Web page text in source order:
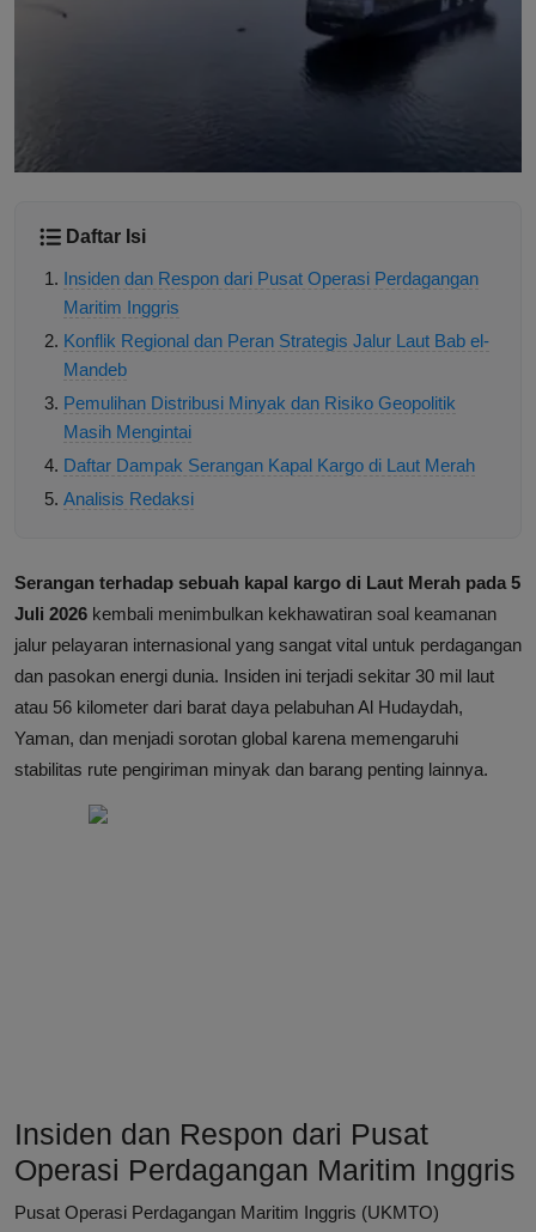
Daftar Isi
Insiden dan Respon dari Pusat Operasi Perdagangan
Maritim Inggris
Konflik Regional dan Peran Strategis Jalur Laut Bab el-
Mandeb
Pemulihan Distribusi Minyak dan Risiko Geopolitik
Masih Mengintai
Daftar Dampak Serangan Kapal Kargo di Laut Merah
Analisis Redaksi
Serangan terhadap sebuah kapal kargo di Laut Merah pada 5
Juli 2026 kembali menimbulkan kekhawatiran soal keamanan
jalur pelayaran internasional yang sangat vital untuk perdagangan
dan pasokan energi dunia. Insiden ini terjadi sekitar 30 mil laut
atau 56 kilometer dari barat daya pelabuhan Al Hudaydah,
Yaman, dan menjadi sorotan global karena memengaruhi
stabilitas rute pengiriman minyak dan barang penting lainnya.
Insiden dan Respon dari Pusat
Operasi Perdagangan Maritim Inggris
Pusat Operasi Perdagangan Maritim Inggris (UKMTO)